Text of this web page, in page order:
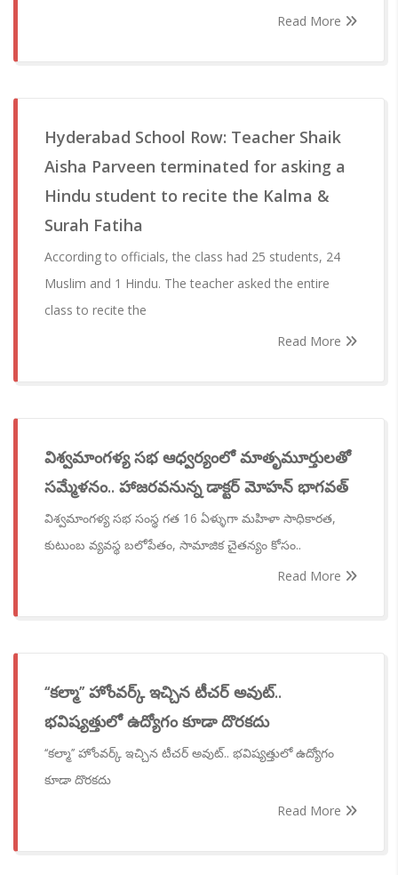
Read More
Hyderabad School Row: Teacher Shaik
Aisha Parveen terminated for asking a
Hindu student to recite the Kalma &
Surah Fatiha
According to officials, the class had 25 students, 24
Muslim and 1 Hindu. The teacher asked the entire
class to recite the
Read More
విశ్వమాంగళ్య సభ ఆధ్వర్యంలో మాతృమూర్తులతో
సమ్మేళనం.. హాజరవనున్న డాక్టర్ మోహన్ భాగవత్
విశ్వమాంగళ్య సభ సంస్థ గత 16 ఏళ్ళుగా మహిళా సాధికారత,
కుటుంబ వ్యవస్థ బలోపేతం, సామాజిక చైతన్యం కోసం..
Read More
‘‘కల్మా’’ హోంవర్క్ ఇచ్చిన టీచర్ అవుట్..
భవిష్యత్తులో ఉద్యోగం కూడా దొరకదు
‘‘కల్మా’’ హోంవర్క్ ఇచ్చిన టీచర్ అవుట్.. భవిష్యత్తులో ఉద్యోగం
కూడా దొరకదు
Read More